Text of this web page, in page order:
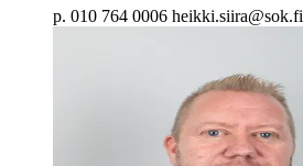
p. 010 764 0006 heikki.siira@sok.fi